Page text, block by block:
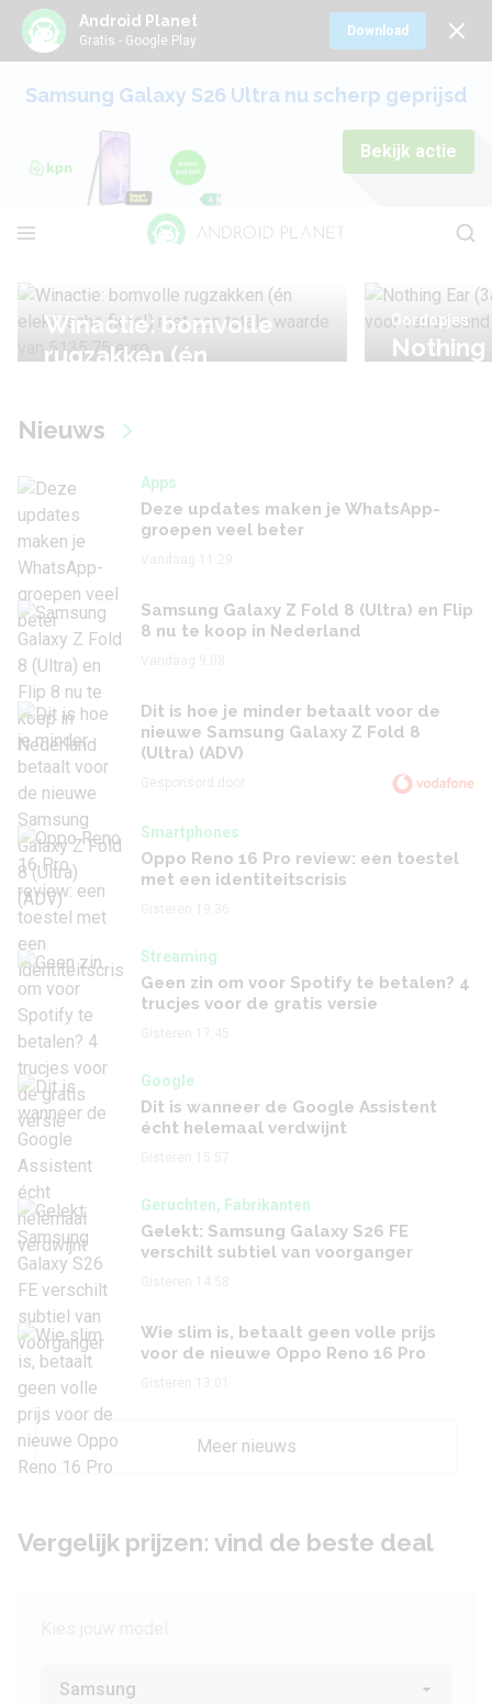
Android Planet
Gratis - Google Play
Download
Samsung Galaxy S26 Ultra nu scherp geprijsd
Bekijk actie
Winactie: bomvolle
rugzakken (én
een totale waarde van
5135,75 euro
3 augustus 2026
Oordopjes
Nothing
Nieuws
Apps
Deze updates maken je WhatsApp-
groepen veel beter
Samsung Galaxy Z Fold 8 (Ultra) en Flip
8 nu te koop in Nederland
Dit is hoe je minder betaalt voor de
nieuwe Samsung Galaxy Z Fold 8
(Ultra) (ADV)
Smartphones
Oppo Reno 16 Pro review: een toestel
met een identiteitscrisis
Streaming
Geen zin om voor Spotify te betalen? 4
trucjes voor de gratis versie
Google
Dit is wanneer de Google Assistent
écht helemaal verdwijnt
Geruchten, Fabrikanten
Gelekt: Samsung Galaxy S26 FE
verschilt subtiel van voorganger
Wie slim is, betaalt geen volle prijs
voor de nieuwe Oppo Reno 16 Pro
Meer nieuws
Vergelijk prijzen: vind de beste deal